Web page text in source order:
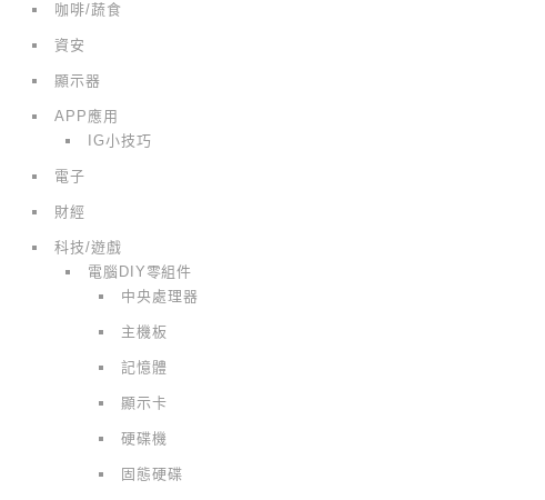
咖啡/蔬食
資安
顯示器
APP應用
IG小技巧
電子
財經
科技/遊戲
電腦DIY零組件
中央處理器
主機板
記憶體
顯示卡
硬碟機
固態硬碟